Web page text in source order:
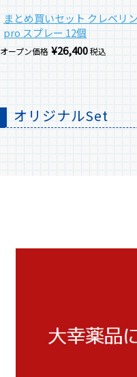
まとめ買いセット クレベリン
pro スプレー 12個
オープン価格 ¥26,400税込
オリジナルSet